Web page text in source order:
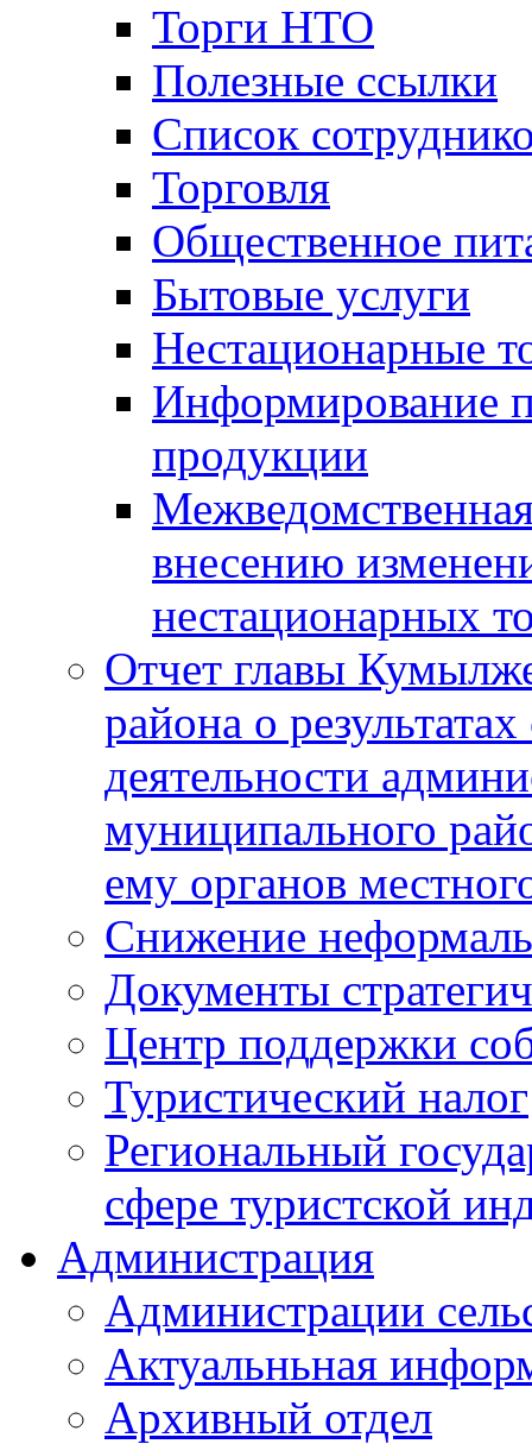
Торги НТО
Полезные ссылки
Список
Торговля
Общественное
Бытовые услуги
Нестационарные
Информирование
продукции
внесению
нестационарных
Отчет главы
района о
деятельности
муниципального
ему органов
Снижение
Документы
Центр поддержки
Туристический налог
Региональный
сфере туристской
Администрация
Администрации
Актуальньная
Архивный отдел